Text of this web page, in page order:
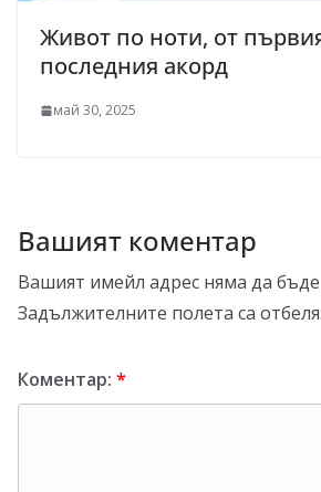
Живот по ноти, от
последния акорд
май 30, 2025
Вашият коментар
Вашият имейл адрес няма да бъде
Задължителните полета са
Коментар: *